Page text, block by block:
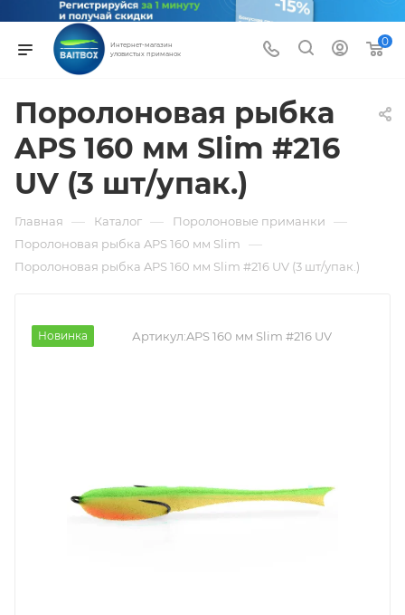
Интернет-магазин
уловистых приманок
0
Поролоновая рыбка
APS 160 мм Slim #216
UV (3 шт/упак.)
Главная — Каталог — Поролоновые приманки —
Поролоновая рыбка APS 160 мм Slim —
Поролоновая рыбка APS 160 мм Slim #216 UV (3 шт/упак.)
Новинка Артикул:APS 160 мм Slim #216 UV